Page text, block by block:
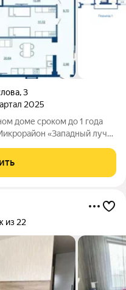
,3
2025
доме сроком до 1 года
Монолитно-каркасные
из 22